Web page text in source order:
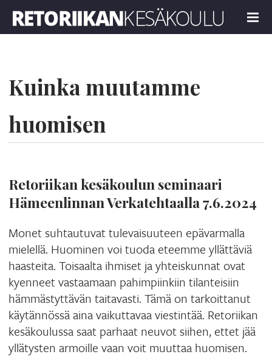
MENU
Kuinka muutamme
huomisen
Retoriikan kesäkoulun seminaari
Hämeenlinnan Verkatehtaalla 7.6.2024
Monet suhtautuvat tulevaisuuteen epävarmalla
mielellä. Huominen voi tuoda eteemme yllättäviä
haasteita. Toisaalta ihmiset ja yhteiskunnat ovat
kyenneet vastaamaan pahimpiinkiin tilanteisiin
hämmästyttävän taitavasti. Tämä on tarkoittanut
käytännössä aina vaikuttavaa viestintää. Retoriikan
kesäkoulussa saat parhaat neuvot siihen, ettet jää
yllätysten armoille vaan voit muuttaa huomisen.